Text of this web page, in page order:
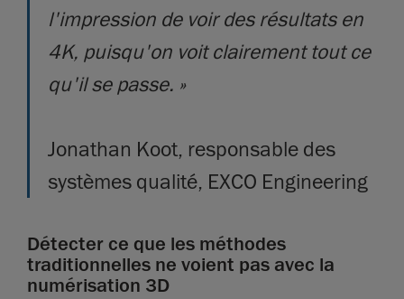
l'impression de voir des résultats en
4K, puisqu'on voit clairement tout ce
qu'il se passe. »
Jonathan Koot, responsable des
systèmes qualité, EXCO Engineering
Détecter ce que les méthodes
traditionnelles ne voient pas avec la
numérisation 3D